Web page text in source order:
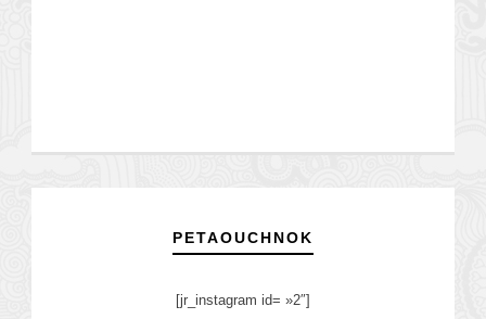
PETAOUCHNOK
[jr_instagram id= »2″]